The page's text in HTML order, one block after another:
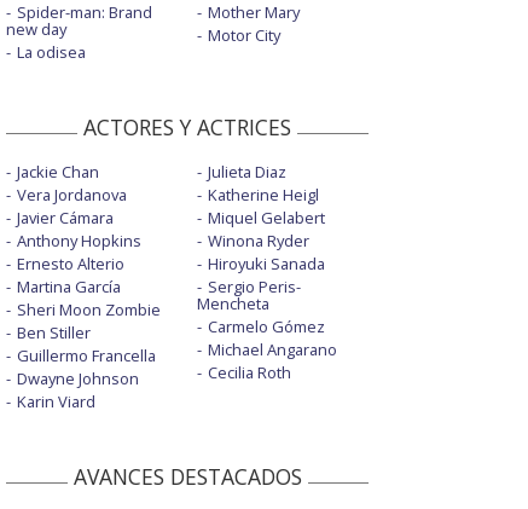
Spider-man: Brand
new day
La odisea
Mother Mary
Motor City
ACTORES Y ACTRICES
Jackie Chan
Vera Jordanova
Javier Cámara
Anthony Hopkins
Ernesto Alterio
Martina García
Sheri Moon Zombie
Ben Stiller
Guillermo Francella
Dwayne Johnson
Karin Viard
Julieta Diaz
Katherine Heigl
Miquel Gelabert
Winona Ryder
Hiroyuki Sanada
Sergio Peris-
Mencheta
Carmelo Gómez
Michael Angarano
Cecilia Roth
AVANCES DESTACADOS